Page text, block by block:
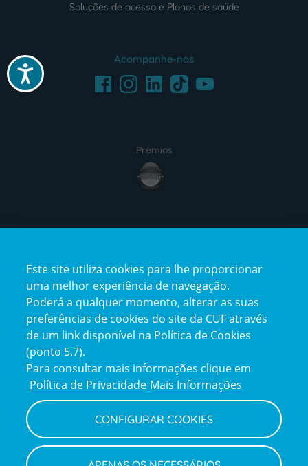
Acessibilidade
Soluções de acesso e Planos de saúde
Acompanhe-nos
FacebookInstagramLinkedInTikTokYoutube
Prémios
award4
certification2certification3
Reclamações
e
elogios
Política de Privacidade e Cookies
Termos e Condições
Este site utiliza cookies para lhe proporcionar
uma melhor experiência de navegação.
Poderá a qualquer momento, alterar as suas
preferências de cookies do site da CUF através
de um link disponível na Política de Cookies
(ponto 5.7).
Para consultar mais informações clique em
Política de Privacidade Mais Informações
CONFIGURAR COOKIES